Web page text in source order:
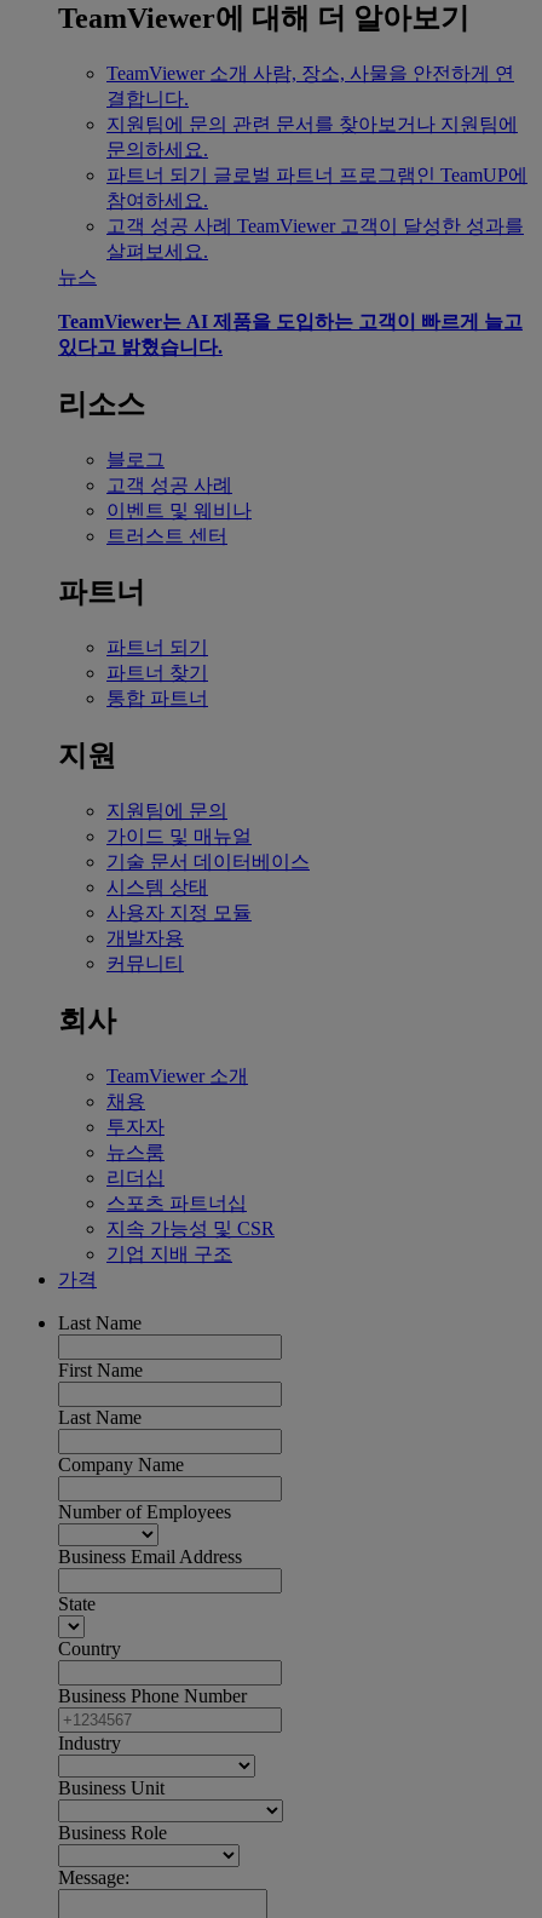
TeamViewer에 대해 더 알아보기
TeamViewer 소개 사람, 장소, 사물을 안전하게 연
결합니다.
지원팀에 문의 관련 문서를 찾아보거나 지원팀에
문의하세요.
파트너 되기
글로벌 파트너 프로그램인 TeamUP에
참여하세요.
고객 성공 사례 TeamViewer 고객이 달성한 성과를
살펴보세요.
뉴스
TeamViewer는 AI 제품을 도입하는 고객이 빠르게 늘고
있다고 밝혔습니다.
리소스
블로그
고객 성공 사례
이벤트 및 웨비나
트러스트 센터
파트너
파트너 되기
파트너 찾기
통합 파트너
지원
지원팀에 문의
가이드 및 매뉴얼
기술 문서 데이터베이스
시스템 상태
사용자 지정 모듈
개발자용
커뮤니티
회사
TeamViewer 소개
채용
투자자
뉴스룸
리더십
스포츠 파트너십
지속 가능성 및 CSR
기업 지배 구조
가격
Last Name
First Name
Last Name
Company Name
Number of Employees
Business Email Address
State
Country
Business Phone Number
Industry
Business Unit
Business Role
Message: